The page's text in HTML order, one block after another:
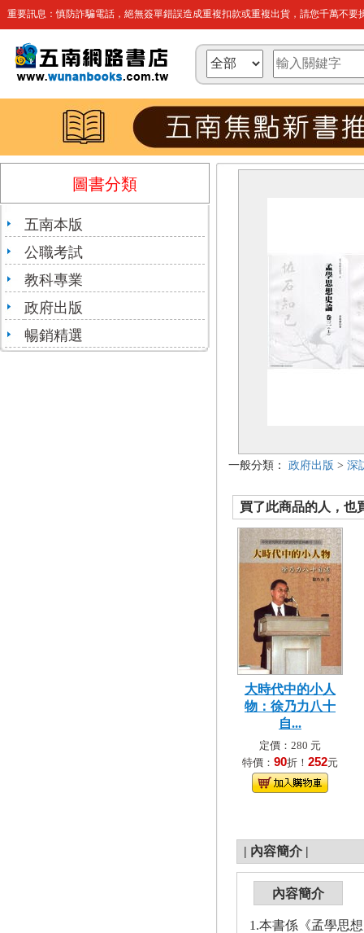
重要訊息：慎防詐騙電話，絕無簽單錯誤造成重複扣款或重複出貨，請您千萬不要
圖書分類
五南本版
公職考試
教科專業
政府出版
暢銷精選
一般分類： 政府出版 > 深
買了此商品的人，也
大時代中的小人
物：徐乃力八十
自...
定價：280 元
特價： 90折！ 252元
| 內容簡介 |
內容簡介
1.本書係《孟學思